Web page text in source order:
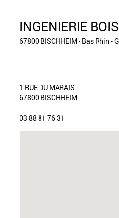
INGENIERIE BOIS
67800 BISCHHEIM - Bas Rhin -
1 RUE DU MARAIS
67800 BISCHHEIM
03 88 81 76 31